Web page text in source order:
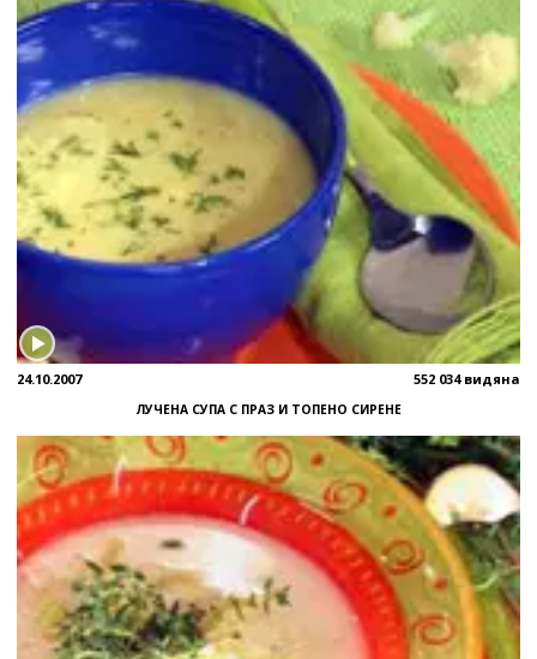
24.10.2007 552 034 видяна
ЛУЧЕНА СУПА С ПРАЗ И ТОПЕНО СИРЕНЕ